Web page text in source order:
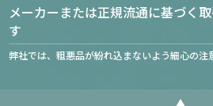
メーカーまたは正規流通に基づく
す
弊社では、粗悪品が紛れ込まないよう細心の注